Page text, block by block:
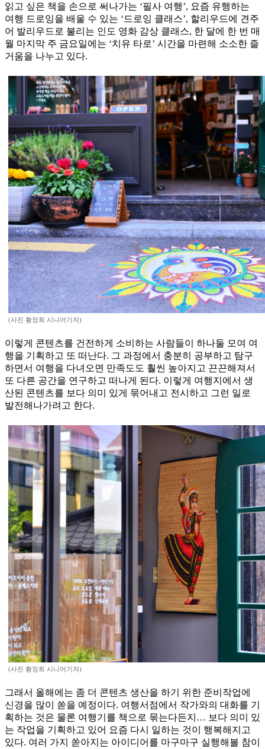
읽고 싶은 책을 손으로 써나가는 ‘필사 여행’, 요즘 유행하는
여행 드로잉을 배울 수 있는 ‘드로잉 클래스’, 할리우드에 견주
어 발리우드로 불리는 인도 영화 감상 클래스, 한 달에 한 번 매
월 마지막 주 금요일에는 ‘치유 타로’ 시간을 마련해 소소한 즐
거움을 나누고 있다.
(사진 황정희 시니어기자)
이렇게 콘텐츠를 건전하게 소비하는 사람들이 하나둘 모여 여
행을 기획하고 또 떠난다. 그 과정에서 충분히 공부하고 탐구
하면서 여행을 다녀오면 만족도도 훨씬 높아지고 끈끈해져서
또 다른 공간을 연구하고 떠나게 된다. 이렇게 여행지에서 생
산된 콘텐츠를 보다 의미 있게 묶어내고 전시하고 그런 일로
발전해나가려고 한다.
(사진 황정희 시니어기자)
그래서 올해에는 좀 더 콘텐츠 생산을 하기 위한 준비작업에
신경을 많이 쏟을 예정이다. 여행서점에서 작가와의 대화를 기
획하는 것은 물론 여행기를 책으로 묶는다든지… 보다 의미 있
는 작업을 기획하고 있어 요즘 다시 일하는 것이 행복해지고
있다. 여러 가지 쏟아지는 아이디어를 마구마구 실행해볼 참이